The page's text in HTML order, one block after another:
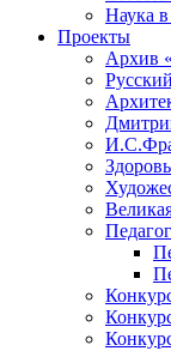
Наука
Проекты
Архив